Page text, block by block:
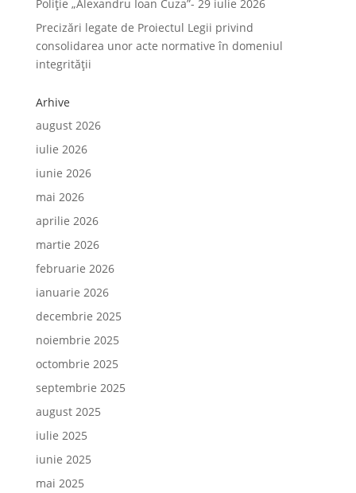
Poliție „Alexandru Ioan Cuza”- 29 iulie 2026
Precizări legate de Proiectul Legii privind
consolidarea unor acte normative în domeniul
integrității
Arhive
august 2026
iulie 2026
iunie 2026
mai 2026
aprilie 2026
martie 2026
februarie 2026
ianuarie 2026
decembrie 2025
noiembrie 2025
octombrie 2025
septembrie 2025
august 2025
iulie 2025
iunie 2025
mai 2025